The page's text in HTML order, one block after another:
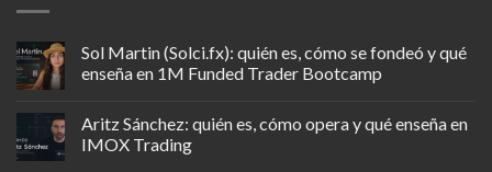
Sol Martin (Solci.fx): quién es, cómo se fondeó y qué
enseña en 1M Funded Trader Bootcamp
Aritz Sánchez: quién es, cómo opera y qué enseña en
IMOX Trading